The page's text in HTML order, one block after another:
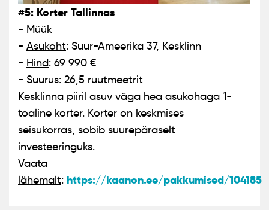
#5: Korter Tallinnas
- Müük
- Asukoht: Suur-Ameerika 37, Kesklinn
- Hind: 69 990 €
- Suurus: 26,5 ruutmeetrit
Kesklinna piiril asuv väga hea asukohaga 1-
toaline korter. Korter on keskmises
seisukorras, sobib suurepäraselt
investeeringuks.
Vaata
lähemalt: https://kaanon.ee/pakkumised/104185